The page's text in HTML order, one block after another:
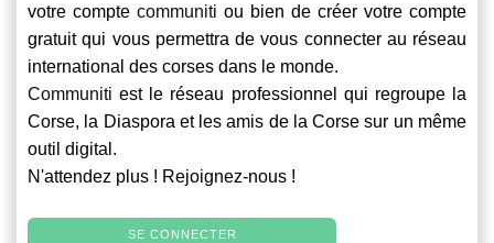
votre compte communiti ou bien de créer votre compte
gratuit qui vous permettra de vous connecter au réseau
international des corses dans le monde.
Communiti est le réseau professionnel qui regroupe la
Corse, la Diaspora et les amis de la Corse sur un même
outil digital.
N'attendez plus ! Rejoignez-nous !
SE CONNECTER